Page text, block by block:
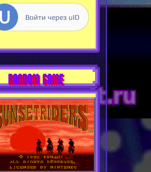
Войти через uID
RANDOM GAME